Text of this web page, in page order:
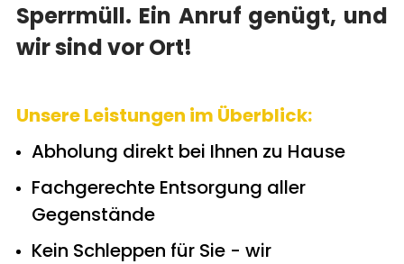
Sperrmüll. Ein Anruf genügt, und
wir sind vor Ort!
Unsere Leistungen im Überblick:
Abholung direkt bei Ihnen zu Hause
Fachgerechte Entsorgung aller
Gegenstände
Kein Schleppen für Sie - wir